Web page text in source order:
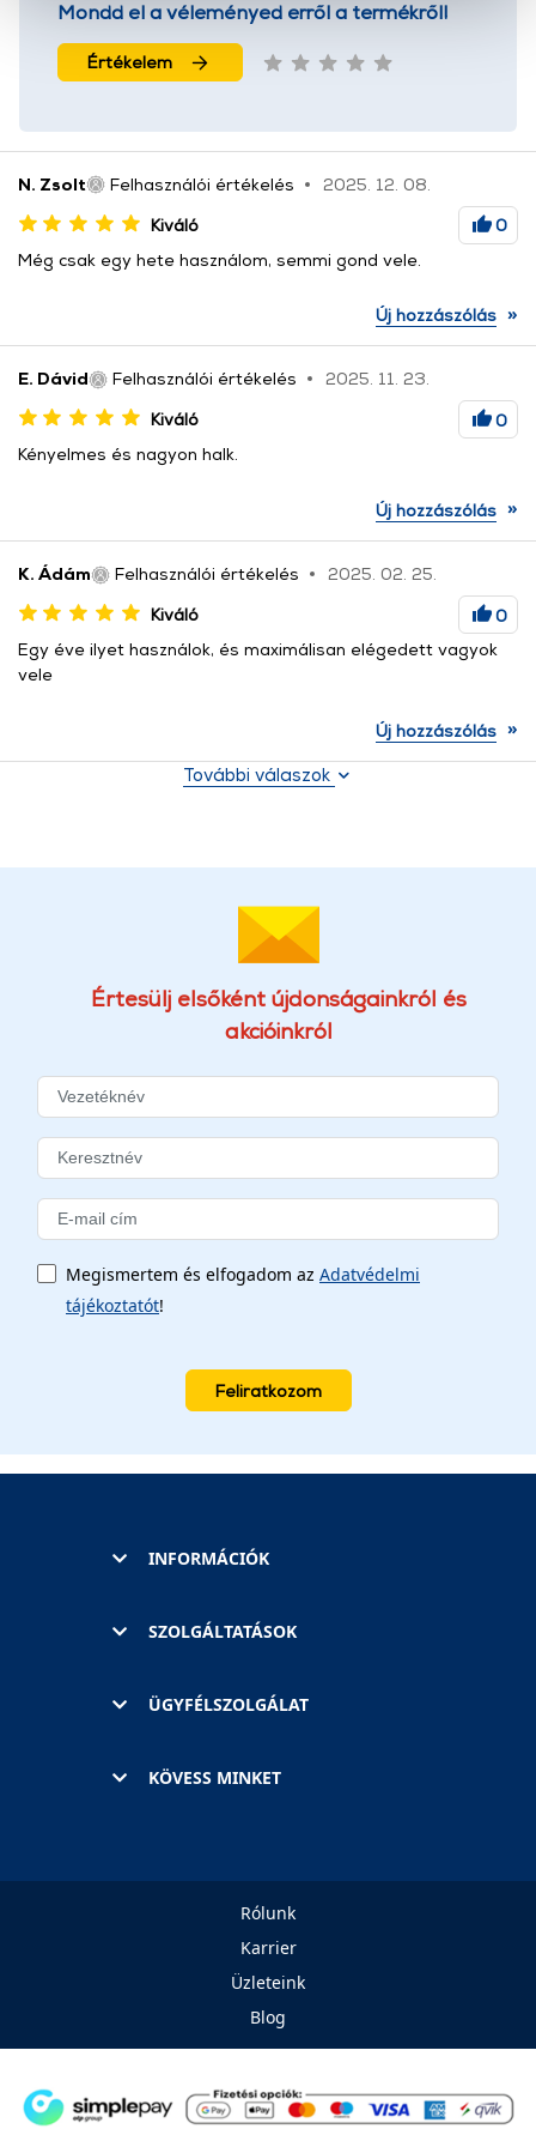
cookie-k személyazonosítására nem alkalmasak,
szolgáltatásaink biztosításához szükségesek. Az oldal
használatával Ön elfogadja a cookie-k használatát.
Mondd el a véleményed erről a termékről!
Értékelem
N. Zsolt Felhasználói értékelés
2025. 12. 08.
Kiváló
0
Még csak egy hete használom, semmi gond vele.
Új hozzászólás »
E. Dávid Felhasználói értékelés
2025. 11. 23.
Kiváló
0
Kényelmes és nagyon halk.
Új hozzászólás »
K. Ádám Felhasználói értékelés
2025. 02. 25.
Kiváló
0
Egy éve ilyet használok, és maximálisan elégedett vagyok
vele
Új hozzászólás »
További válaszok
Értesülj elsőként újdonságainkról és
akcióinkról
Megismertem és elfogadom az Adatvédelmi
tájékoztatót!
Feliratkozom
INFORMÁCIÓK
SZOLGÁLTATÁSOK
ÜGYFÉLSZOLGÁLAT
KÖVESS MINKET
Rólunk
Karrier
Üzleteink
Blog